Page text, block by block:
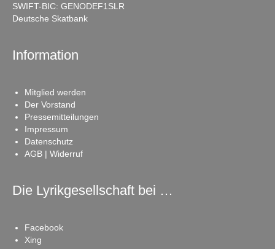
SWIFT-BIC: GENODEF1SLR
Deutsche Skatbank
Information
Mitglied werden
Der Vorstand
Pressemitteilungen
Impressum
Datenschutz
AGB | Widerruf
Die Lyrikgesellschaft bei …
Facebook
Xing